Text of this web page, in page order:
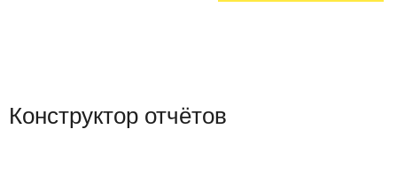
Конструктор отчётов